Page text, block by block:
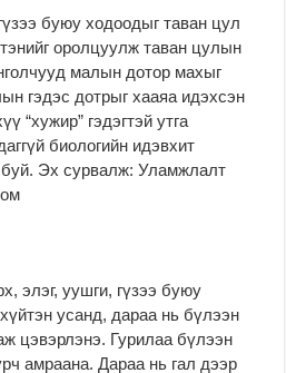
буюу ходоодыг таван цул
оролцуулж таван цулын
малын дотор махыг
гэдэс дотрыг хааяа идэхсэн
“хужир” гэдэгтэй утга
биологийн идэвхит
Эх сурвалж: Уламжлалт
элэг, уушги, гүзээ буюу
усанд, дараа нь бүлээн
цэвэрлэнэ. Гурилаа бүлээн
амраана. Дараа нь гал дээр